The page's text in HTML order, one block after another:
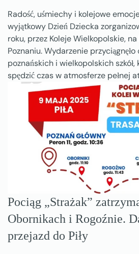
Radość, uśmiechy i kolejowe
wyjątkowy Dzień Dziecka
roku, przez Koleje Wielkopolskie,
Poznaniu. Wydarzenie przyciągnęło
poznańskich i wielkopolskich
spędzić czas w atmosferze pełnej
Pociąg „Strażak”
Obornikach i Rogoźnie.
przejazd do Piły